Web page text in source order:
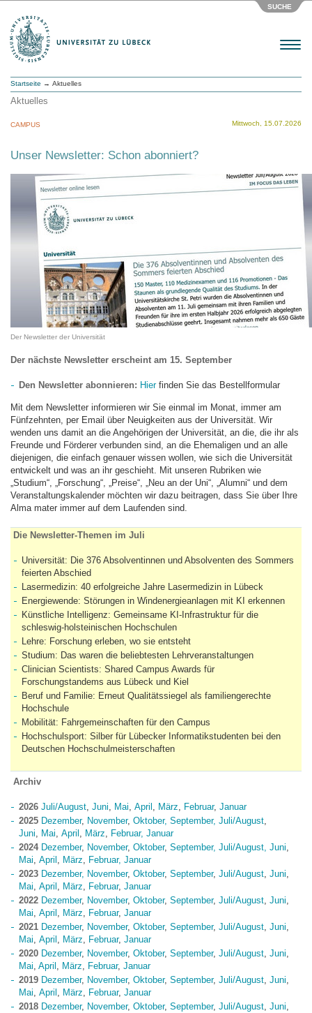
SUCHE
Menu
Startseite → Aktuelles
Aktuelles
Mittwoch, 15.07.2026
CAMPUS
Unser Newsletter: Schon abonniert?
Der Newsletter der Universität
Der nächste Newsletter erscheint am 15. September
Den Newsletter abonnieren: Hier finden Sie das Bestellformular
Mit dem Newsletter informieren wir Sie einmal im Monat, immer am
Fünfzehnten, per Email über Neuigkeiten aus der Universität. Wir
wenden uns damit an die Angehörigen der Universität, an die, die ihr als
Freunde und Förderer verbunden sind, an die Ehemaligen und an alle
diejenigen, die einfach genauer wissen wollen, wie sich die Universität
entwickelt und was an ihr geschieht. Mit unseren Rubriken wie
„Studium“, „Forschung“, „Preise“, „Neu an der Uni“, „Alumni“ und dem
Veranstaltungskalender möchten wir dazu beitragen, dass Sie über Ihre
Alma mater immer auf dem Laufenden sind.
Die Newsletter-Themen im Juli
Universität: Die 376 Absolventinnen und Absolventen des Sommers
feierten Abschied
Lasermedizin: 40 erfolgreiche Jahre Lasermedizin in Lübeck
Energiewende: Störungen in Windenergieanlagen mit KI erkennen
Künstliche Intelligenz: Gemeinsame KI-Infrastruktur für die
schleswig-holsteinischen Hochschulen
Lehre: Forschung erleben, wo sie entsteht
Studium: Das waren die beliebtesten Lehrveranstaltungen
Clinician Scientists: Shared Campus Awards für
Forschungstandems aus Lübeck und Kiel
Beruf und Familie: Erneut Qualitätssiegel als familiengerechte
Hochschule
Mobilität: Fahrgemeinschaften für den Campus
Hochschulsport: Silber für Lübecker Informatikstudenten bei den
Deutschen Hochschulmeisterschaften
Archiv
2026 Juli/August, Juni, Mai, April , März, Februar, Januar
2025 Dezember, November, Oktober, September, Juli/August,
Juni, Mai, April , März, Februar, Januar
2024 Dezember, November, Oktober, September, Juli/August, Juni,
Mai, April , März, Februar, Januar
2023 Dezember, November, Oktober, September, Juli/August, Juni,
Mai, April , März, Februar, Januar
2022 Dezember, November, Oktober, September, Juli/August, Juni,
Mai, April , März, Februar, Januar
2021 Dezember, November, Oktober, September, Juli/August, Juni,
Mai, April , März, Februar, Januar
2020 Dezember, November, Oktober, September, Juli/August, Juni,
Mai, April , März, Februar, Januar
2019 Dezember, November, Oktober, September, Juli/August, Juni,
Mai, April , März, Februar, Januar
2018 Dezember, November, Oktober, September, Juli/August, Juni,